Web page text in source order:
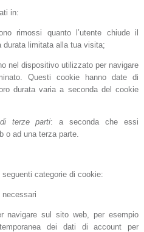
in:
rimossi quanto l’utente chiude il
limitata alla tua visita;
nel dispositivo utilizzato per navigare
Questi cookie hanno date di
durata varia a seconda del cookie
terze parti: a seconda che essi
o ad una terza parte.
categorie di cookie:
navigare sul sito web, per esempio
dei dati di account per